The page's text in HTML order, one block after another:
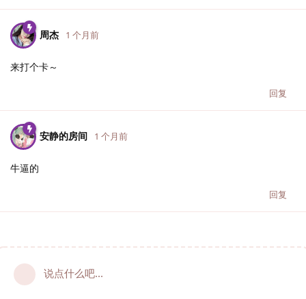
周杰 1 个月前
来打个卡～
回复
安静的房间 1 个月前
牛逼的
回复
说点什么吧...